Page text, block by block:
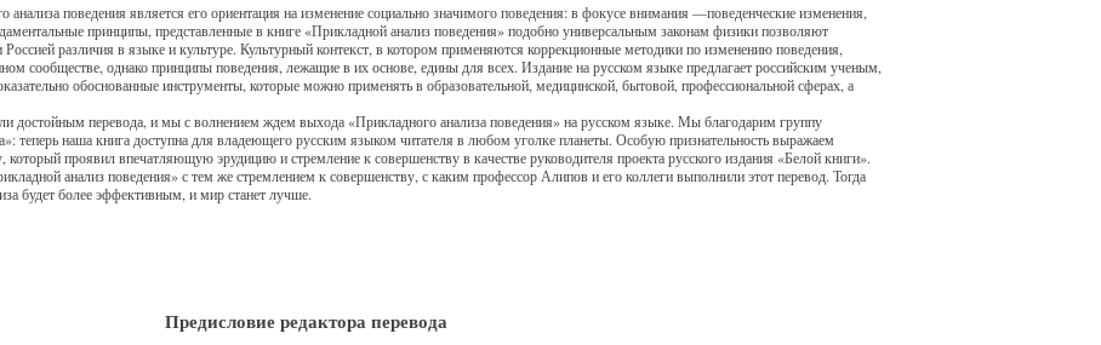
поведения является его ориентация на изменение социально значимого поведения: в фокусе внимания —поведенческие изменения,
принципы, представленные в книге «Прикладной анализ поведения» подобно универсальным законам физики позволяют
различия в языке и культуре. Культурный контекст, в котором применяются коррекционные методики по изменению поведения,
сообществе, однако принципы поведения, лежащие в их основе, едины для всех. Издание на русском языке предлагает российским ученым,
обоснованные инструменты, которые можно применять в образовательной, медицинской, бытовой, профессиональной сферах, а
достойным перевода, и мы с волнением ждем выхода «Прикладного анализа поведения» на русском языке. Мы благодарим группу
теперь наша книга доступна для владеющего русским языком читателя в любом уголке планеты. Особую признательность выражаем
проявил впечатляющую эрудицию и стремление к совершенству в качестве руководителя проекта русского издания «Белой книги».
анализ поведения» с тем же стремлением к совершенству, с каким профессор Алипов и его коллеги выполнили этот перевод. Тогда
будет более эффективным, и мир станет лучше.
Предисловие редактора перевода